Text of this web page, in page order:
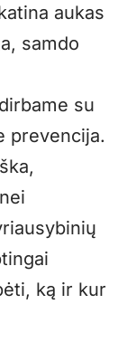
aukas
samdo
su
prevencija.
ką ir kur